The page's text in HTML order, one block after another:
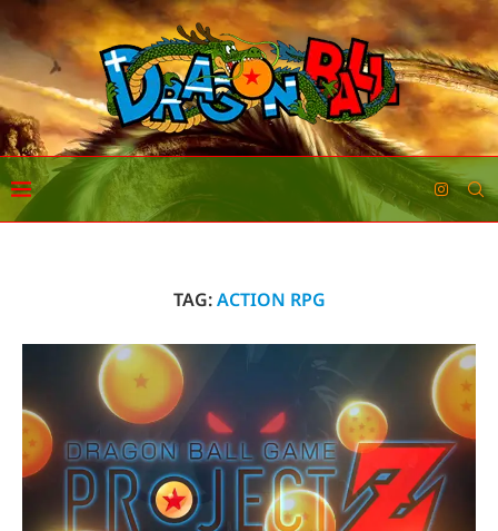
TAG:ACTION RPG